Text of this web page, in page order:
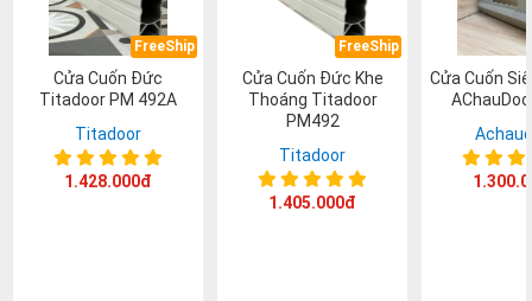
FreeShip
Cửa Cuốn Đức
Titadoor PM 492A
Titadoor
1.428.000đ
FreeShip
Cửa Cuốn Đức Khe
Thoáng Titadoor
PM492
Titadoor
1.405.000đ
Cửa Cuốn